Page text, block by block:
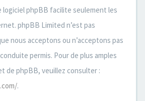
logiciel phpBB facilite seulement les
phpBB Limited n’est pas
nous acceptons ou n’acceptons pas
permis. Pour de plus amples
de phpBB, veuillez consulter :
.